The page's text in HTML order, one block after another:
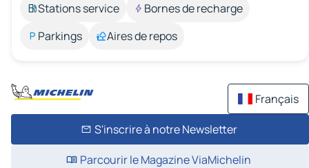
Stations service
Bornes de recharge
Parkings
Aires de repos
Français
S'inscrire à notre Newsletter
Parcourir le Magazine ViaMichelin